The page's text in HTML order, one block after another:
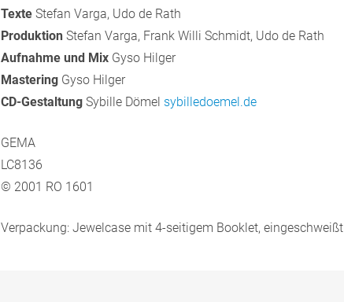
Texte Stefan Varga, Udo de Rath
Produktion Stefan Varga, Frank Willi Schmidt, Udo de Rath
Aufnahme und Mix Gyso Hilger
Mastering Gyso Hilger
CD-Gestaltung Sybille Dömel sybilledoemel.de
GEMA
LC8136
© 2001 RO 1601
Verpackung: Jewelcase mit 4-seitigem Booklet, eingeschweißt